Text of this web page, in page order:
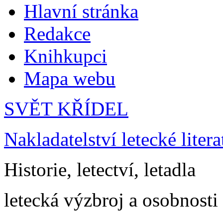
Hlavní stránka
Redakce
Knihkupci
Mapa webu
SVĚT KŘÍDEL
Nakladatelství letecké
Historie, letectví, letadla
letecká výzbroj a osobnosti